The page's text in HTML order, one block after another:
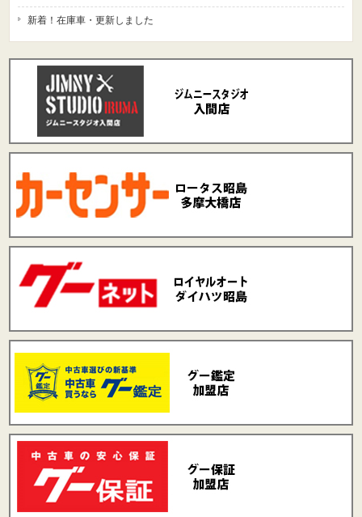
新着！在庫車・更新しました